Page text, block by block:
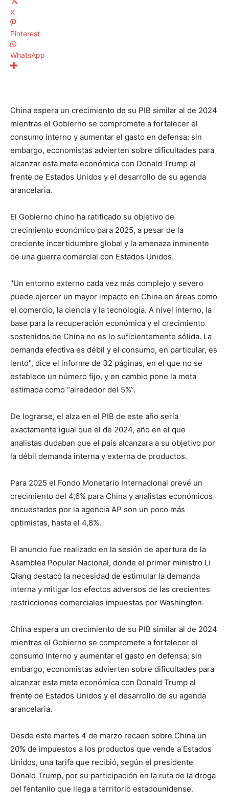
X
Pinterest
WhatsApp
China espera un crecimiento de su PIB similar al de 2024
mientras el Gobierno se compromete a fortalecer el
consumo interno y aumentar el gasto en defensa; sin
embargo, economistas advierten sobre dificultades para
alcanzar esta meta económica con Donald Trump al
frente de Estados Unidos y el desarrollo de su agenda
arancelaria.
El Gobierno chino ha ratificado su objetivo de
crecimiento económico para 2025, a pesar de la
creciente incertidumbre global y la amenaza inminente
de una guerra comercial con Estados Unidos.
"Un entorno externo cada vez más complejo y severo
puede ejercer un mayor impacto en China en áreas como
el comercio, la ciencia y la tecnología. A nivel interno, la
base para la recuperación económica y el crecimiento
sostenidos de China no es lo suficientemente sólida. La
demanda efectiva es débil y el consumo, en particular, es
lento", dice el informe de 32 páginas, en el que no se
establece un número fijo, y en cambio pone la meta
estimada como “alrededor del 5%”.
De lograrse, el alza en el PIB de este año sería
exactamente igual que el de 2024, año en el que
analistas dudaban que el país alcanzara a su objetivo por
la débil demanda interna y externa de productos.
Para 2025 el Fondo Monetario Internacional prevé un
crecimiento del 4,6% para China y analistas económicos
encuestados por la agencia AP son un poco más
optimistas, hasta el 4,8%.
El anuncio fue realizado en la sesión de apertura de la
Asamblea Popular Nacional, donde el primer ministro Li
Qiang destacó la necesidad de estimular la demanda
interna y mitigar los efectos adversos de las crecientes
restricciones comerciales impuestas por Washington.
China espera un crecimiento de su PIB similar al de 2024
mientras el Gobierno se compromete a fortalecer el
consumo interno y aumentar el gasto en defensa; sin
embargo, economistas advierten sobre dificultades para
alcanzar esta meta económica con Donald Trump al
frente de Estados Unidos y el desarrollo de su agenda
arancelaria.
Desde este martes 4 de marzo recaen sobre China un
20% de impuestos a los productos que vende a Estados
Unidos, una tarifa que recibió, según el presidente
Donald Trump, por su participación en la ruta de la droga
del fentanilo que llega a territorio estadounidense.